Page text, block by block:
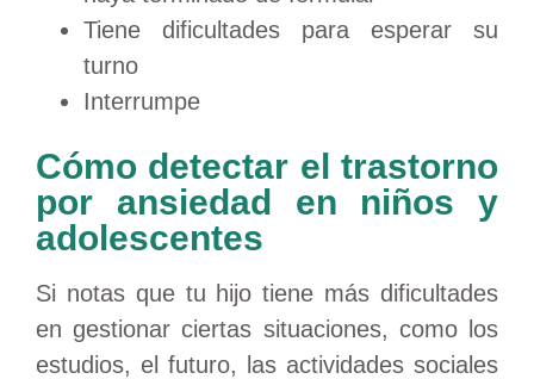
Tiene dificultades para esperar su
turno
Interrumpe
Cómo detectar el trastorno
por ansiedad en niños y
adolescentes
Si notas que tu hijo tiene más dificultades
en gestionar ciertas situaciones, como los
estudios, el futuro, las actividades sociales